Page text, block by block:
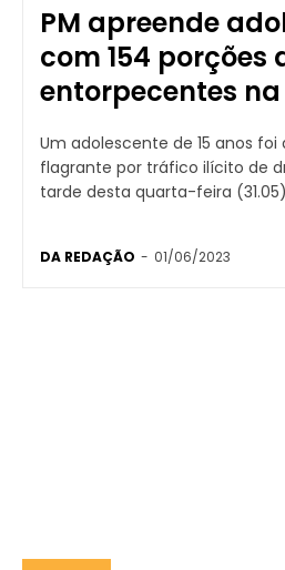
PM apreende
com 154 porções
entorpecentes
Um adolescente de 15 anos
flagrante por tráfico ilícito de
tarde desta quarta-feira
DA REDAÇÃO - 01/06/2023